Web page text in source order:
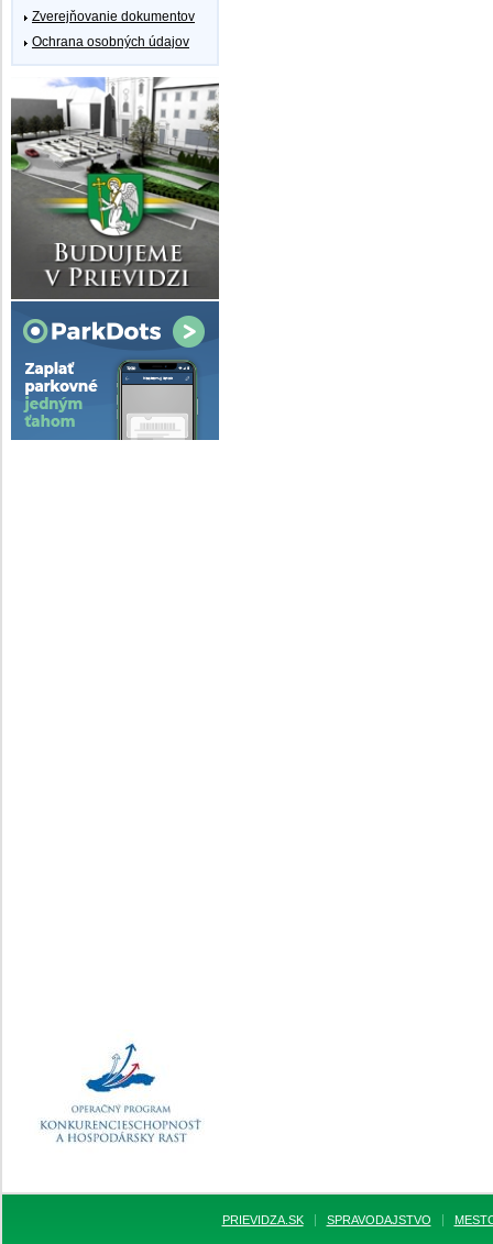
Zverejňovanie dokumentov
Ochrana osobných údajov
PRIEVIDZA.SK SPRAVODAJSTVO